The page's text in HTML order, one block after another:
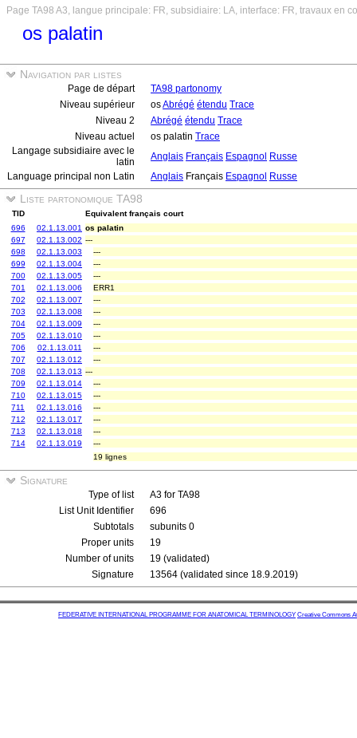
Page TA98 A3, langue principale: FR, subsidiaire: LA, interface: FR, travaux en
os palatin
Navigation par listes
Page de départ
TA98 partonomy
Niveau supérieur
osAbrégé étendu Trace
Niveau 2
Abrégé étendu Trace
Niveau actuel
os palatin Trace
Langage subsidiaire avec le
latin
Anglais Français Espagnol Russe
Language principal non Latin
Anglais Français Espagnol Russe
Liste partonomique TA98
TID
Equivalent français court
696
02.1.13.001 os palatin
697
02.1.13.002 ---
698
02.1.13.003
---
699
02.1.13.004
---
700
02.1.13.005
---
701
02.1.13.006
ERR1
702
02.1.13.007
---
703
02.1.13.008
---
704
02.1.13.009
---
705
02.1.13.010
---
706
02.1.13.011
---
707
02.1.13.012
---
708
02.1.13.013 ---
709
02.1.13.014
---
710
02.1.13.015
---
711
02.1.13.016
---
712
02.1.13.017
---
713
02.1.13.018
---
714
02.1.13.019
---
19 lignes
Signature
Type of list
A3 for TA98
List Unit Identifier
696
Subtotals
subunits 0
Proper units
19
Number of units
19 (validated)
Signature
13564 (validated since 18.9.2019)
FEDERATIVE INTERNATIONAL PROGRAMME FOR ANATOMICAL TERMINOLOGY Creative Commons